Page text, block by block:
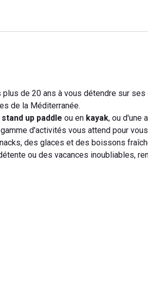
de 20 ans à vous détendre sur ses
de la Méditerranée.
stand up paddle ou en kayak, ou d'une
d'activités vous attend pour
des glaces et des boissons
ou des vacances inoubliables,